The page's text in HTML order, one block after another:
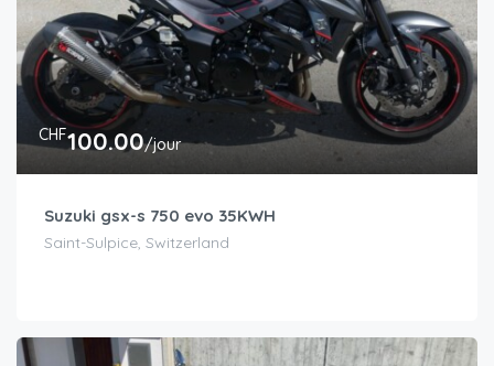
CHF100.00/jour
Suzuki gsx-s 750 evo 35KWH
Saint-Sulpice, Switzerland